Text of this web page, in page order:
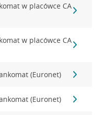
w placówce CA
w placówce CA
(Euronet)
(Euronet)